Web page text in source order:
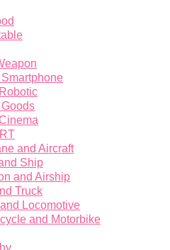
and Aircraft
Ship
and Airship
Truck
Locomotive
and Motorbike